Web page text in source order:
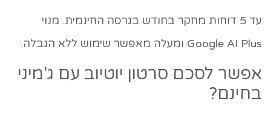
עד 5 דוחות מחקר בחודש בגרסה החינמית. מנוי
Google AI Plus ומעלה מאפשר שימוש ללא הגבלה.
אפשר לסכם סרטון יוטיוב עם ג'מיני
בחינם?